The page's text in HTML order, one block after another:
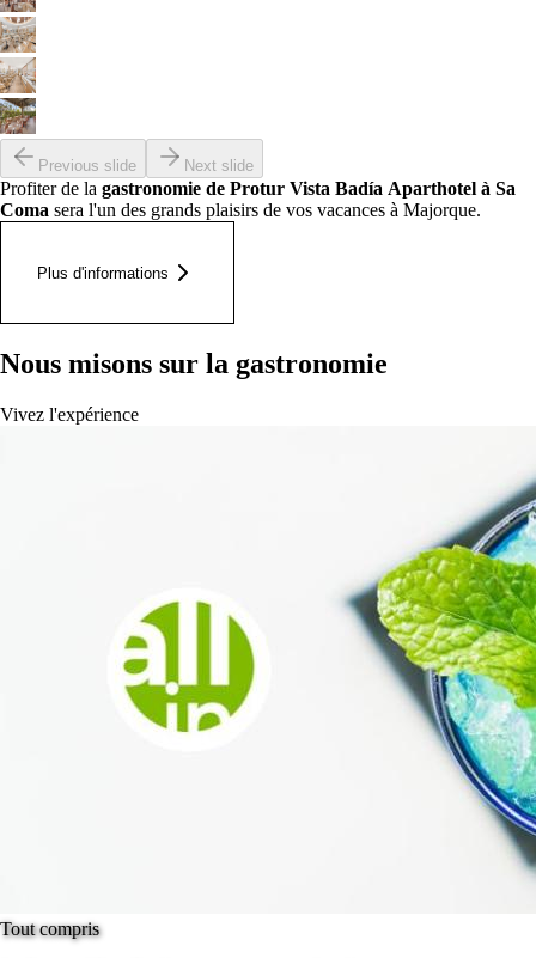
Previous slide Next slide
Profiter de la gastronomie de Protur Vista Badía Aparthotel à Sa
Coma sera l'un des grands plaisirs de vos vacances à Majorque.
Plus d'informations
Nous misons sur la gastronomie
Vivez l'expérience
Tout compris